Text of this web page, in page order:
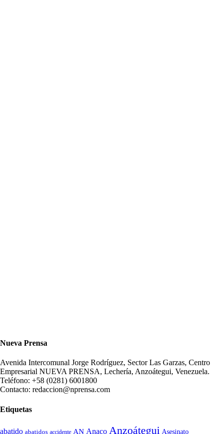
Nueva Prensa
Avenida Intercomunal Jorge Rodríguez, Sector Las Garzas, Centro
Empresarial NUEVA PRENSA, Lechería, Anzoátegui, Venezuela.
Teléfono: +58 (0281) 6001800
Contacto: redaccion@nprensa.com
Etiquetas
abatido abatidos accidente AN Anaco Anzoátegui Asesinato